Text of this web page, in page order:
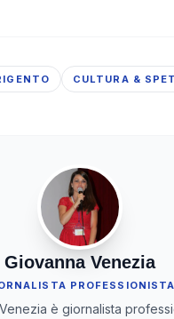
CULTURA &
Giovanna Venezia
PROFESSIONISTA
è giornalista